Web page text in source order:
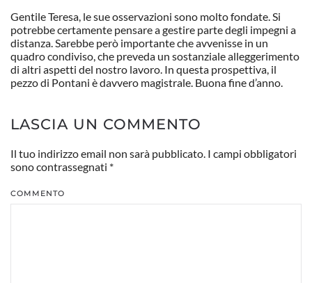
Gentile Teresa, le sue osservazioni sono molto fondate. Si
potrebbe certamente pensare a gestire parte degli impegni a
distanza. Sarebbe però importante che avvenisse in un
quadro condiviso, che preveda un sostanziale alleggerimento
di altri aspetti del nostro lavoro. In questa prospettiva, il
pezzo di Pontani è davvero magistrale. Buona fine d’anno.
LASCIA UN COMMENTO
Il tuo indirizzo email non sarà pubblicato. I campi obbligatori
sono contrassegnati *
COMMENTO